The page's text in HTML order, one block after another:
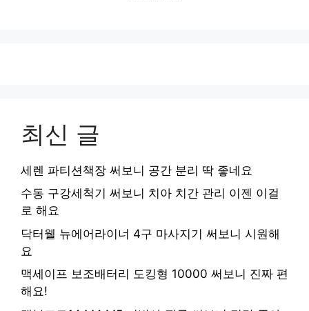
최신 글
세렌 파티션책장 써보니 공간 분리 딱 좋네요
수동 구강세척기 써보니 치아 치간 관리 이젠 이걸
로 해요
닥터웰 뉴에어라이너 4구 마사지기 써보니 시원해
요
맥세이프 보조배터리 도킹형 10000 써보니 진짜 편
해요!